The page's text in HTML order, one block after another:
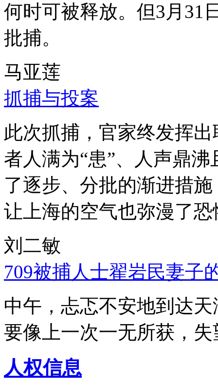
何时可被释放。但3月31
批捕。
马亚莲
抓捕与投案
此次抓捕，官家终发挥
者人满为“患”、人声鼎
了逐步、分批的渐进措
让上海的空气也弥漫了
刘二敏
709被捕人士翟岩民妻子
中午，忐忑不安地到达
要像上一次一无所获，
人权信息